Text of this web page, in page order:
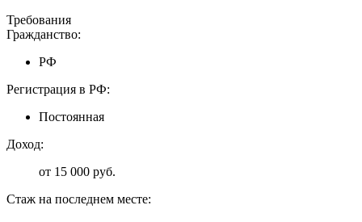
Требования
Гражданство:
РФ
Регистрация в РФ:
Постоянная
Доход:
от 15 000 руб.
Стаж на последнем месте: